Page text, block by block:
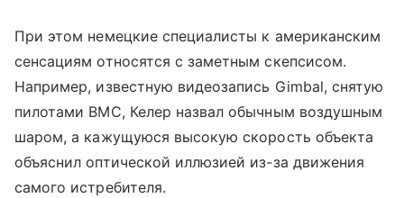
При этом немецкие специалисты к американским
сенсациям относятся с заметным скепсисом.
Например, известную видеозапись Gimbal, снятую
пилотами ВМС, Келер назвал обычным воздушным
шаром, а кажущуюся высокую скорость объекта
объяснил оптической иллюзией из-за движения
самого истребителя.